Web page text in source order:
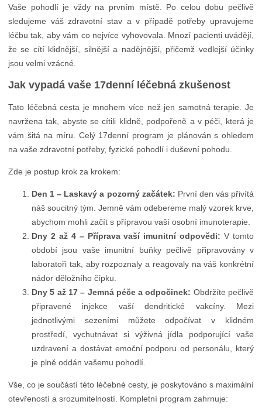
Vaše pohodlí je vždy na prvním místě. Po celou dobu pečlivě
sledujeme váš zdravotní stav a v případě potřeby upravujeme
léčbu tak, aby vám co nejvíce vyhovovala. Mnozí pacienti uvádějí,
že se cítí klidnější, silnější a nadějnější, přičemž vedlejší účinky
jsou velmi vzácné.
Jak vypadá vaše 17denní léčebná zkušenost
Tato léčebná cesta je mnohem více než jen samotná terapie. Je
navržena tak, abyste se cítili klidně, podpořeně a v péči, která je
vám šitá na míru. Celý 17denní program je plánován s ohledem
na vaše zdravotní potřeby, fyzické pohodlí i duševní pohodu.
Zde je postup krok za krokem:
Den 1 – Laskavý a pozorný začátek: První den vás přivítá
náš soucitný tým. Jemně vám odebereme malý vzorek krve,
abychom mohli začít s přípravou vaší osobní imunoterapie.
Dny 2 až 4 – Příprava vaší imunitní odpovědi: V tomto
období jsou vaše imunitní buňky pečlivě připravovány v
laboratoři tak, aby rozpoznaly a reagovaly na váš konkrétní
nádor děložního čípku.
Dny 5 až 17 – Jemná péče a odpočinek: Obdržíte pečlivě
připravené injekce vaší dendritické vakcíny. Mezi
jednotlivými sezeními můžete odpočívat v klidném
prostředí, vychutnávat si výživná jídla podporující vaše
uzdravení a dostávat emoční podporu od personálu, který
je plně oddán vašemu pohodlí.
Vše, co je součástí této léčebné cesty, je poskytováno s maximální
otevřeností a srozumitelností. Kompletní program zahrnuje: